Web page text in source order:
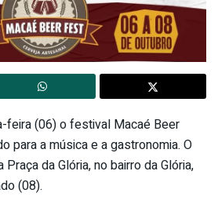
feira (06) o festival Macaé Beer
para a música e a gastronomia. O
da Glória, no bairro da Glória,
(08).